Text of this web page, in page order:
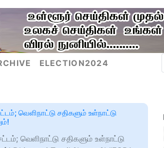
ELECTION2024
வெளிநாட்டு சதிகளும் உள்நாட்டு
வெளிநாட்டு சதிகளும் உள்நாட்டு